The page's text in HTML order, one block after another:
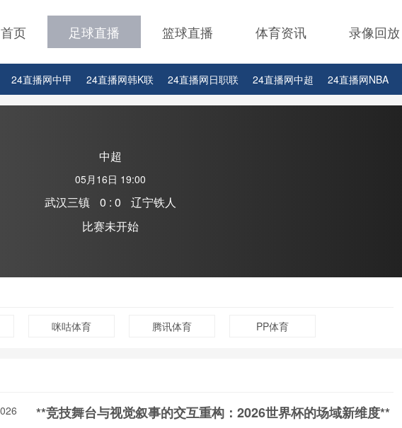
首页 足球直播 篮球直播 体育资讯 录像回放
24直播网中甲 24直播网韩K联 24直播网日职联 24直播网中超 24直播网NBA
中超
05月16日 19:00
武汉三镇 0 : 0
辽宁铁人
比赛未开始
咪咕体育 腾讯体育 PP体育
**竞技舞台与视觉叙事的交互重构：2026世界杯的场域新维度**